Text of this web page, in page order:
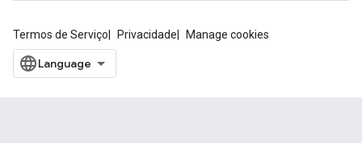
Termos de Serviço Privacidade Manage cookies